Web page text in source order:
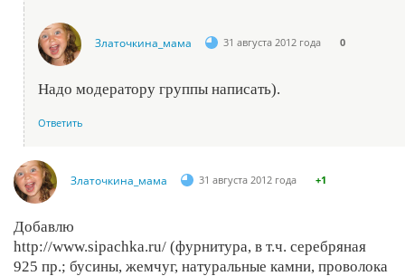
Златочкина_мама 31 августа 2012 года 0
Надо модератору группы написать).
Ответить
Златочкина_мама 31 августа 2012 года +1
Добавлю
http://www.sipachka.ru/ (фурнитура, в т.ч. серебряная
925 пр.; бусины, жемчуг, натуральные камни, проволока